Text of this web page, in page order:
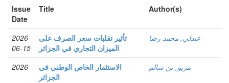
Issue
Date
Title Author(s)
2026-
06-15
تأثير تقلبات سعر الصرف على
الميزان التجاري في الجزائر
عبدلي, محمد رضا
2026
الاستثمار الخاص الوطني في
الجزائر
مزيو, بن سالم